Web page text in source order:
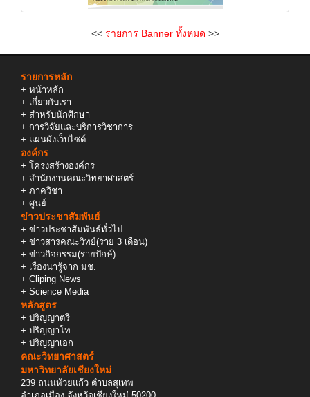
<< รายการ Banner ทั้งหมด >>
รายการหลัก
+ หน้าหลัก
+ เกี่ยวกับเรา
+ สำหรับนักศึกษา
+ การวิจัยและบริการวิชาการ
+ แผนผังเว็บไซต์
องค์กร
+ โครงสร้างองค์กร
+ สำนักงานคณะวิทยาศาสตร์
+ ภาควิชา
+ ศูนย์
ข่าวประชาสัมพันธ์
+ ข่าวประชาสัมพันธ์ทั่วไป
+ ข่าวสารคณะวิทย์(ราย 3 เดือน)
+ ข่าวกิจกรรม(รายปักษ์)
+ เรื่องน่ารู้จาก มช.
+ Cliping News
+ Science Media
หลักสูตร
+ ปริญญาตรี
+ ปริญญาโท
+ ปริญญาเอก
คณะวิทยาศาสตร์
มหาวิทยาลัยเชียงใหม่
239 ถนนห้วยแก้ว ตำบลสุเทพ